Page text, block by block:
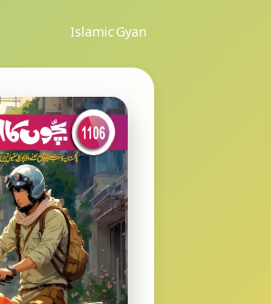
Islamic Gyan